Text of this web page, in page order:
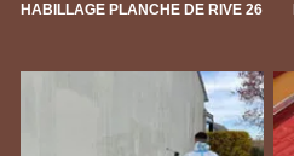
HABILLAGE PLANCHE DE RIVE 26